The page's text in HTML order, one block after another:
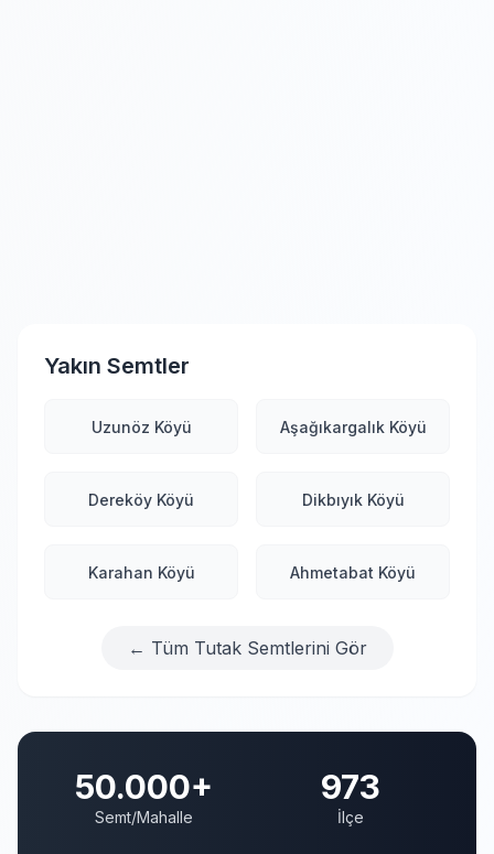
Yakın Semtler
Uzunöz Köyü Aşağıkargalık Köyü
Dereköy Köyü Dikbıyık Köyü
Karahan Köyü Ahmetabat Köyü
← Tüm Tutak Semtlerini Gör
50.000+
Semt/Mahalle
973
İlçe